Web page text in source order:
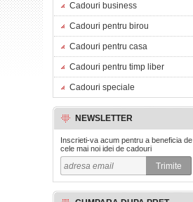
Cadouri business
Cadouri pentru birou
Cadouri pentru casa
Cadouri pentru timp liber
Cadouri speciale
NEWSLETTER
Inscrieti-va acum pentru a beneficia de
cele mai noi idei de cadouri